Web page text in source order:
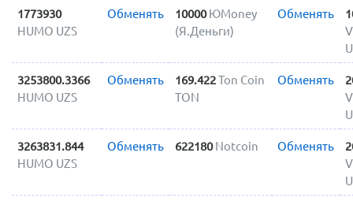
1773930
HUMO UZS
Обменять 10000 ЮMoney
(Я.Деньги)
Обменять
3253800.3366
HUMO UZS
Обменять 169.422Ton Coin
TON
Обменять
3263831.844
HUMO UZS
Обменять 622180 Notcoin Обменять